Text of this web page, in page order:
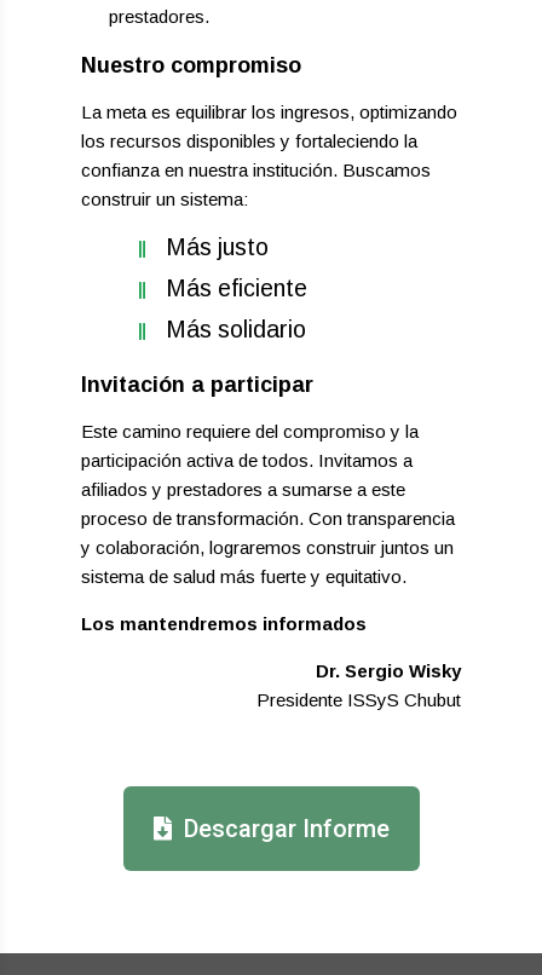
prestadores.
Nuestro compromiso
La meta es equilibrar los ingresos, optimizando
los recursos disponibles y fortaleciendo la
confianza en nuestra institución. Buscamos
construir un sistema:
Más justo
Más eficiente
Más solidario
Invitación a participar
Este camino requiere del compromiso y la
participación activa de todos. Invitamos a
afiliados y prestadores a sumarse a este
proceso de transformación. Con transparencia
y colaboración, lograremos construir juntos un
sistema de salud más fuerte y equitativo.
Los mantendremos informados
Dr. Sergio Wisky
Presidente ISSyS Chubut
Descargar Informe